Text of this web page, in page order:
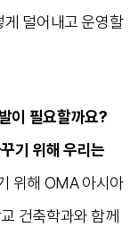
덜어내고 운영할
이 필요할까요?
기 위해 우리는
위해 OMA 아시아
건축학과와 함께